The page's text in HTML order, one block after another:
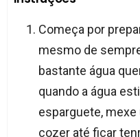
Começa por
mesmo de
bastante água
quando a água
esparguete,
cozer até ficar